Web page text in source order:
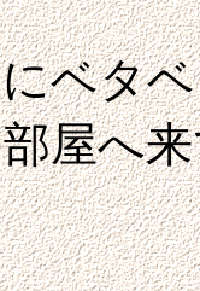
ベタ
屋へ